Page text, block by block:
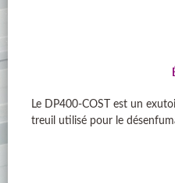
Le DP400-COST est un
treuil utilisé pour le